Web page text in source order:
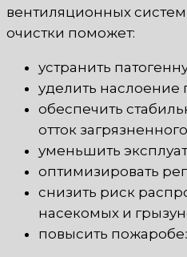
вентиляционных
очистки поможет:
устранить
уделить наслоение
обеспечить
отток
уменьшить
оптимизировать
снизить риск
насекомых и
повысить